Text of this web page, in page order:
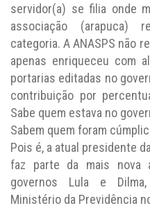
servidor(a) se filia onde
associação (arapuca)
categoria. A ANASPS não
apenas enriqueceu com
portarias editadas no
contribuição por
Sabe quem estava no
Sabem quem foram
Pois é, a atual presidente
faz parte da mais nova
governos Lula e
Ministério da Previdência